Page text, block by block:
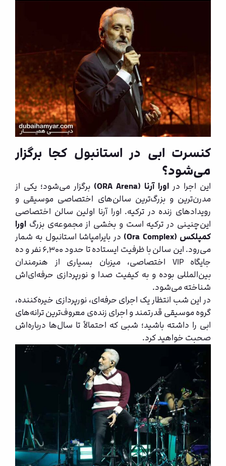
کنسرت ابی در استانبول کجا برگزار
می‌شود؟
این اجرا در اورا آرنا (ORA Arena)
برگزار می‌شود؛ یکی از
مدرن‌ترین و بزرگ‌ترین سالن‌های اختصاصی موسیقی و
رویدادهای زنده در ترکیه. اورا آرنا اولین سالن اختصاصی
این‌چنینی در ترکیه است و بخشی از مجموعه‌ی بزرگ اورا
کمپلکس (Ora Complex)
در بایرامپاشا استانبول به شمار
می‌رود. این سالن با ظرفیت ایستاده تا حدود ۶,۳۰۰ نفر و ده
جایگاه VIP اختصاصی، میزبان بسیاری از هنرمندان
بین‌المللی بوده و به کیفیت صدا و نورپردازی حرفه‌ای‌اش
شناخته می‌شود.
در این شب انتظار یک اجرای حرفه‌ای، نورپردازی خیره‌کننده،
گروه موسیقی قدرتمند و اجرای زنده‌ی معروف‌ترین ترانه‌های
ابی را داشته باشید؛ شبی که احتمالاً تا سال‌ها درباره‌اش
صحبت خواهید کرد.